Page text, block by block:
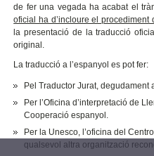
de fer una vegada ha acabat el
oficial ha d’incloure el
la presentació de la traducció
original.
La traducció a l’espanyol es pot fer:
Pel Traductor Jurat, degudament
Per l’Oficina d’interpretació de
Cooperació espanyol.
Per la Unesco, l’oficina del
qualsevol altra organització